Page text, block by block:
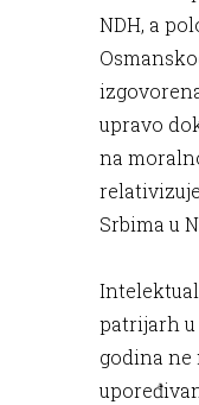
NDH, a
upravo
na
Srbima u
patrijarh
godina ne